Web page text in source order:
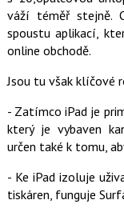
váží téměř stejně.
spoustu aplikací,
online obchodě.
Jsou tu však klíčové
- Zatímco iPad je
který je vybaven
určen také k tomu,
- Ke iPad izoluje
tiskáren, funguje